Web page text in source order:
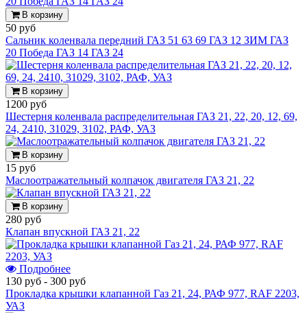
В корзину
50 руб
Сальник коленвала передний ГАЗ 51 63 69 ГАЗ 12 ЗИМ ГАЗ
20 Победа ГАЗ 14 ГАЗ 24
В корзину
1200 руб
Шестерня коленвала распределительная ГАЗ 21, 22, 20, 12, 69,
24, 2410, 31029, 3102, РАФ, УАЗ
В корзину
15 руб
Маслоотражательный колпачок двигателя ГАЗ 21, 22
В корзину
280 руб
Клапан впускной ГАЗ 21, 22
Подробнее
130 руб - 300 руб
Прокладка крышки клапанной Газ 21, 24, РАФ 977, RAF 2203,
УАЗ